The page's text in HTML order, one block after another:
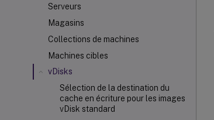
Serveurs
Magasins
Collections de machines
Machines cibles
vDisks
Sélection de la destination du
cache en écriture pour les images
vDisk standard